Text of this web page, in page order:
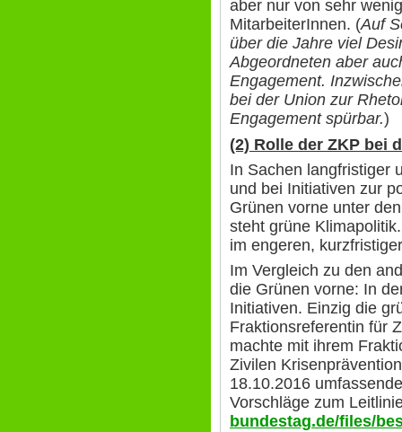
aber nur von sehr
MitarbeiterInnen. (Auf
über die Jahre viel
Abgeordneten aber
Engagement.
bei der Union zur
Engagement spürbar.)
(2) Rolle der ZKP bei
In Sachen langfristiger
und bei Initiativen zur
Grünen vorne unter
steht grüne
im engeren,
Im Vergleich zu den
die Grünen vorne: In
Initiativen. Einzig die
Fraktionsreferentin für
machte mit ihrem
Zivilen
18.10.2016
Vorschläge zum
bundestag.de/files/